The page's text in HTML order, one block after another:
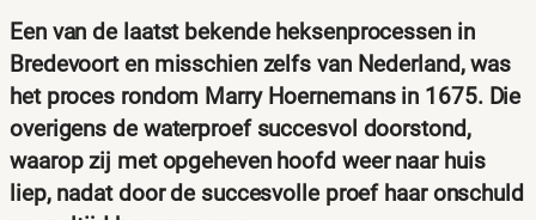
Een van de laatst bekende heksenprocessen in
Bredevoort en misschien zelfs van Nederland, was
het proces rondom Marry Hoernemans in 1675. Die
overigens de waterproef succesvol doorstond,
waarop zij met opgeheven hoofd weer naar huis
liep, nadat door de succesvolle proef haar onschuld